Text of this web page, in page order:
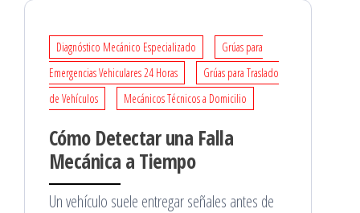
Diagnóstico Mecánico Especializado
Grúas para
Emergencias Vehiculares 24 Horas
Grúas para Traslado
de Vehículos
Mecánicos Técnicos a Domicilio
Cómo Detectar una Falla
Mecánica a Tiempo
Un vehículo suele entregar señales antes de